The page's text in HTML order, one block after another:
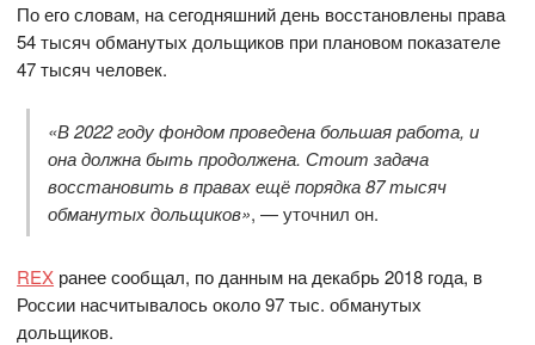
По его словам, на сегодняшний день восстановлены права
54 тысяч обманутых дольщиков при плановом показателе
47 тысяч человек.
«В 2022 году фондом проведена большая работа, и
она должна быть продолжена. Стоит задача
восстановить в правах ещё порядка 87 тысяч
обманутых дольщиков», — уточнил он.
REX ранее сообщал, по данным на декабрь 2018 года, в
России насчитывалось около 97 тыс. обманутых
дольщиков.